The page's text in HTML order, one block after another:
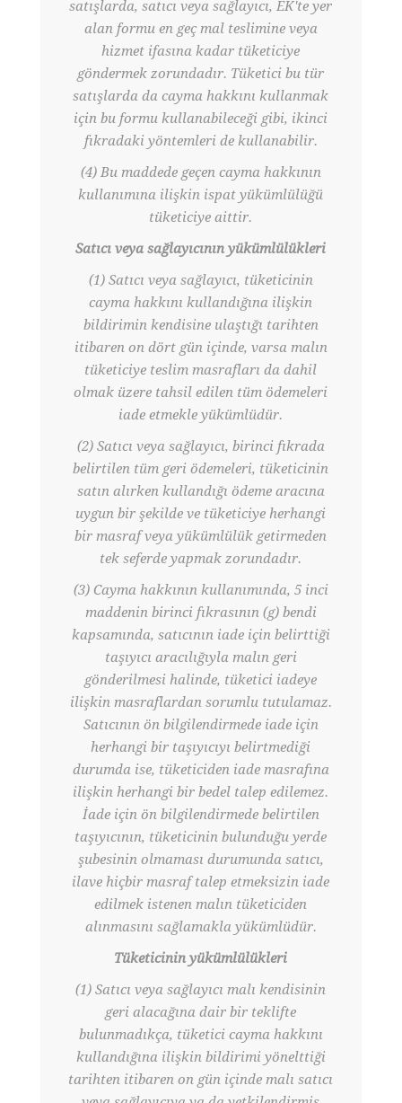
satışlarda, satıcı veya sağlayıcı, EK'te yer
alan formu en geç mal teslimine veya
hizmet ifasına kadar tüketiciye
göndermek zorundadır. Tüketici bu tür
satışlarda da cayma hakkını kullanmak
için bu formu kullanabileceği gibi, ikinci
fıkradaki yöntemleri de kullanabilir.
(4) Bu maddede geçen cayma hakkının
kullanımına ilişkin ispat yükümlülüğü
tüketiciye aittir.
Satıcı veya sağlayıcının yükümlülükleri
(1) Satıcı veya sağlayıcı, tüketicinin
cayma hakkını kullandığına ilişkin
bildirimin kendisine ulaştığı tarihten
itibaren on dört gün içinde, varsa malın
tüketiciye teslim masrafları da dahil
olmak üzere tahsil edilen tüm ödemeleri
iade etmekle yükümlüdür.
(2) Satıcı veya sağlayıcı, birinci fıkrada
belirtilen tüm geri ödemeleri, tüketicinin
satın alırken kullandığı ödeme aracına
uygun bir şekilde ve tüketiciye herhangi
bir masraf veya yükümlülük getirmeden
tek seferde yapmak zorundadır.
(3) Cayma hakkının kullanımında, 5 inci
maddenin birinci fıkrasının (g) bendi
kapsamında, satıcının iade için belirttiği
taşıyıcı aracılığıyla malın geri
gönderilmesi halinde, tüketici iadeye
ilişkin masraflardan sorumlu tutulamaz.
Satıcının ön bilgilendirmede iade için
herhangi bir taşıyıcıyı belirtmediği
durumda ise, tüketiciden iade masrafına
ilişkin herhangi bir bedel talep edilemez.
İade için ön bilgilendirmede belirtilen
taşıyıcının, tüketicinin bulunduğu yerde
şubesinin olmaması durumunda satıcı,
ilave hiçbir masraf talep etmeksizin iade
edilmek istenen malın tüketiciden
alınmasını sağlamakla yükümlüdür.
Tüketicinin yükümlülükleri
(1) Satıcı veya sağlayıcı malı kendisinin
geri alacağına dair bir teklifte
bulunmadıkça, tüketici cayma hakkını
kullandığına ilişkin bildirimi yönelttiği
tarihten itibaren on gün içinde malı satıcı